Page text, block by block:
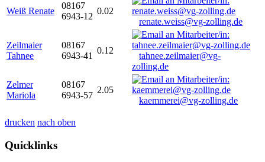
Weiß Renate
08167
6943-12
0.02
renate.weiss@vg-zolling.de
Zeilmaier
Tahnee
08167
6943-41
0.12
tahnee.zeilmaier@vg-
zolling.de
Zelmer
Mariola
08167
6943-57
2.05
kaemmerei@vg-zolling.de
drucken nach oben
Quicklinks